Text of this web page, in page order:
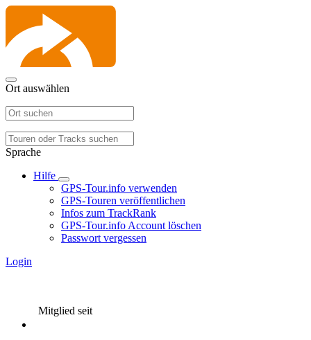
Ort auswählen
Sprache
Hilfe
GPS-Tour.info verwenden
GPS-Touren veröffentlichen
Infos zum TrackRank
GPS-Tour.info Account löschen
Passwort vergessen
Login
Mitglied seit